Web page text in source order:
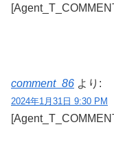
comment_86 より:
2024年1月31日 9:30 PM